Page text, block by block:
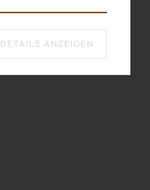
DETAILS ANZEIGEN